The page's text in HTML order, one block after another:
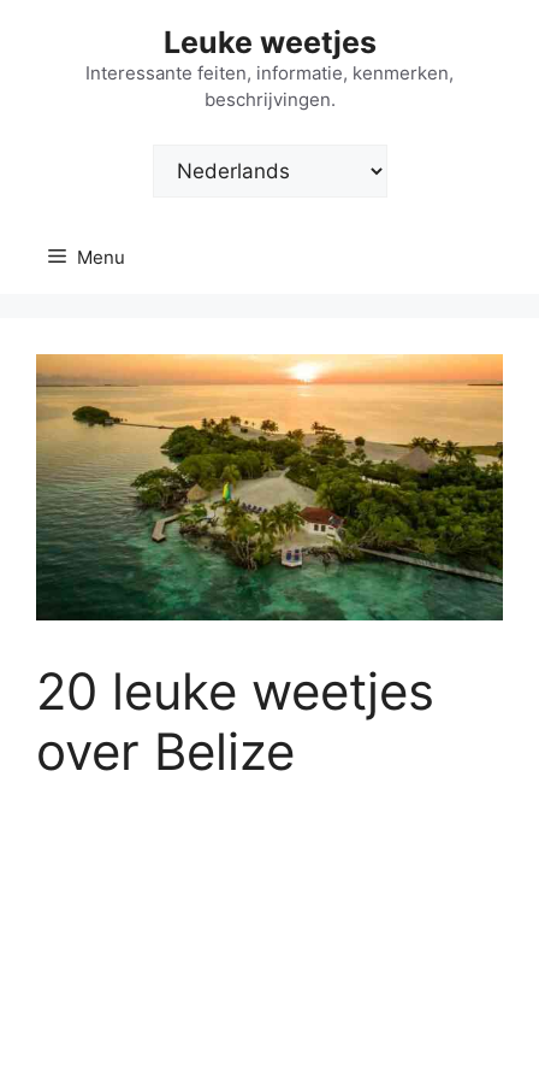
Leuke weetjes
Interessante feiten, informatie, kenmerken,
beschrijvingen.
Kies
Menu
20 leuke weetjes
over Belize